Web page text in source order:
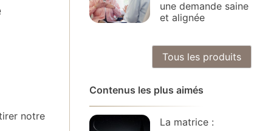
notre
une demande saine
et alignée
Tous les produits
Contenus les plus aimés
La matrice :